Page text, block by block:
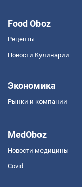
Food Oboz
Рецепты
Новости Кулинарии
Экономика
Рынки и компании
MedOboz
Новости медицины
Covid